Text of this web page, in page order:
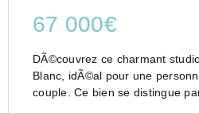
67 000€
DÃ©couvrez ce charmant
Blanc, idÃ©al pour une
couple. Ce bien se distingue